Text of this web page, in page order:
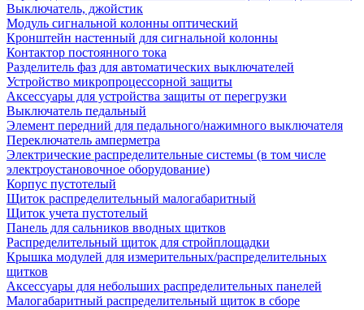
Выключатель, джойстик
Модуль сигнальной колонны оптический
Кронштейн настенный для сигнальной колонны
Контактор постоянного тока
Разделитель фаз для автоматических выключателей
Устройство микропроцессорной защиты
Аксессуары для устройства защиты от перегрузки
Выключатель педальный
Элемент передний для педального/нажимного выключателя
Переключатель амперметра
Электрические распределительные системы (в том числе
электроустановочное оборудование)
Корпус пустотелый
Щиток распределительный малогабаритный
Щиток учета пустотелый
Панель для сальников вводных щитков
Распределительный щиток для стройплощадки
Крышка модулей для измерительных/распределительных
щитков
Аксессуары для небольших распределительных панелей
Малогабаритный распределительный щиток в сборе